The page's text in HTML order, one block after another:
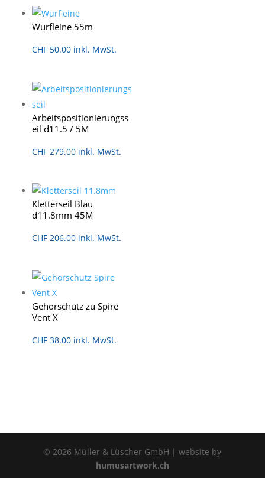
Wurfleine 55m
CHF 50.00 inkl. MwSt.
Arbeitspositionierungss
eil d11.5 / 5M
CHF 279.00 inkl. MwSt.
Kletterseil Blau
d11.8mm 45M
CHF 206.00 inkl. MwSt.
Gehörschutz zu Spire
Vent X
CHF 38.00 inkl. MwSt.
© 2026 Müller & Lüscher GmbH | website by
humusartwork.ch